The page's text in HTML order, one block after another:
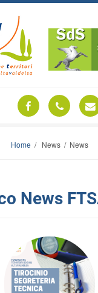
Home / News / News
News